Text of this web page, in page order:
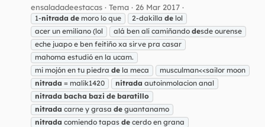
ensaladadeestacas Tema 26 Mar 2017
1-nitrada de moro lo que 2-dakilla de lol
acer un emiliano (lol
alá ben alí camiñando desde ourense
eche juapo e ben feitiño xa sirve pra casar
mahoma estudió en la ucam.
mi mojón en tu piedra de la meca
musculman<<sailor moon
nitrada = malik1420 nitrada autoinmolacion anal
nitrada bacha bazi de baratillo
nitrada carne y grasa de guantanamo
nitrada comiendo tapas de cerdo en grana